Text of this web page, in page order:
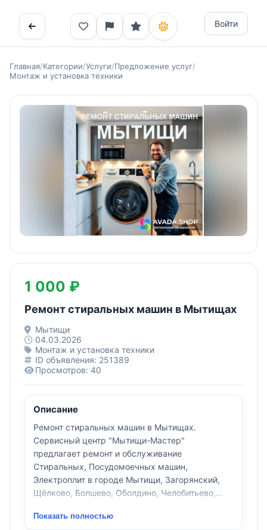
Войти
Главная/Категории/Услуги/Предложение услуг/
Монтаж и установка техники
1 000 ₽
Ремонт стиральных машин в Мытищах
Мытищи
04.03.2026
Монтаж и установка техники
ID объявления: 251389
Просмотров: 40
Описание
Ремонт стиральных машин в Мытищах.
Сервисный центр "Мытищи-Мастер"
предлагает ремонт и обслуживание
Стиральных, Посудомоечных машин,
Электроплит в городе Мытищи, Загорянский,
Щёлково, Болшево, Оболдино, Челобитьево,
Выезд мастера на дом бесплатно.
Показать полностью